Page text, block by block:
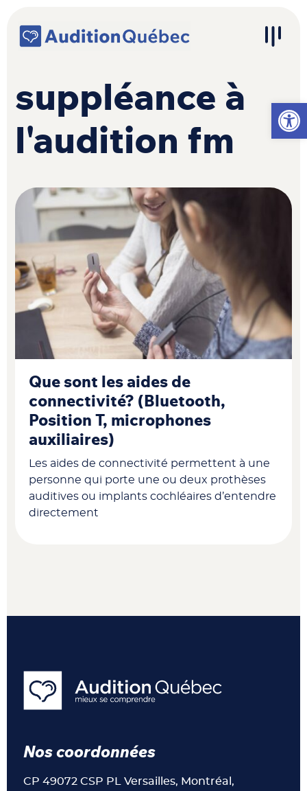
Ouvrir
Navigation principale
suppléance à
l'audition fm
Que sont les aides de
connectivité? (Bluetooth,
Position T, microphones
auxiliaires)
Les aides de connectivité permettent à une
personne qui porte une ou deux prothèses
auditives ou implants cochléaires d’entendre
directement
Nos coordonnées
CP 49072 CSP PL Versailles, Montréal,